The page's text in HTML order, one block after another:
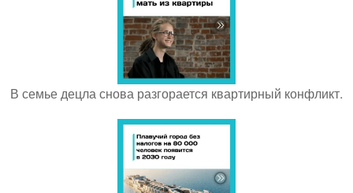
В семье децла снова разгорается квартирный конфликт.